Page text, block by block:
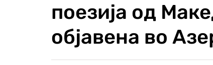
поезија од
објавена во